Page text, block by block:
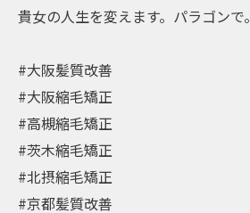
貴女の人生を変えます。パラゴンで。
#大阪髪質改善
#大阪縮毛矯正
#高槻縮毛矯正
#茨木縮毛矯正
#北摂縮毛矯正
#京都髪質改善